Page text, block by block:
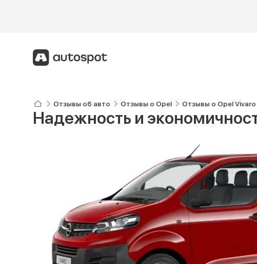
Отзывы об авто Отзывы о Opel Отзывы о Opel Vivaro
Надежность и